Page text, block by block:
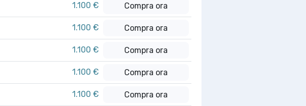
1.100 € Compra ora
1.100 € Compra ora
1.100 € Compra ora
1.100 € Compra ora
1.100 € Compra ora